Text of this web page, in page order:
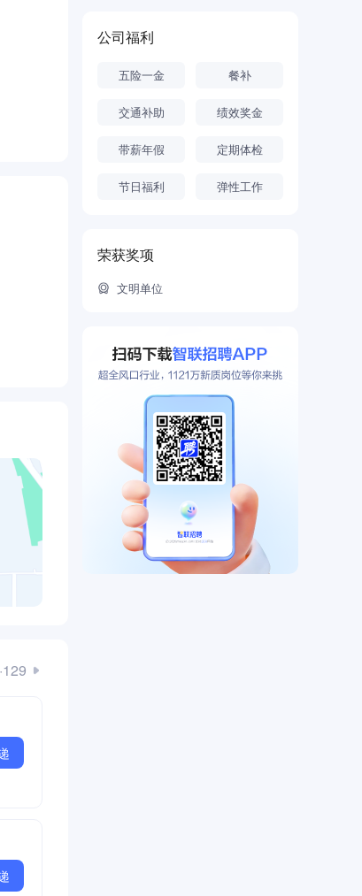
公司福利
五险一金 餐补
交通补助 绩效奖金
带薪年假 定期体检
节日福利 弹性工作
荣获奖项
文明单位